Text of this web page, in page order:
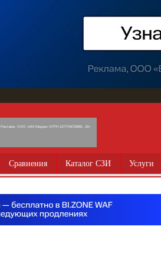
Реклама. ООО «АМ Медиа» ОГРН 1077746725891, 18+
Сравнения Каталог СЗИ Услуги